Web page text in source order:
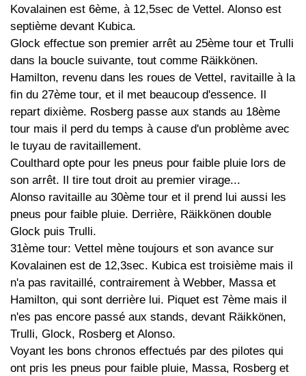
Kovalainen est 6ème, à 12,5sec de Vettel. Alonso est
septième devant Kubica.
Glock effectue son premier arrêt au 25ème tour et Trulli
dans la boucle suivante, tout comme Räikkönen.
Hamilton, revenu dans les roues de Vettel, ravitaille à la
fin du 27ème tour, et il met beaucoup d'essence. Il
repart dixième. Rosberg passe aux stands au 18ème
tour mais il perd du temps à cause d'un problème avec
le tuyau de ravitaillement.
Coulthard opte pour les pneus pour faible pluie lors de
son arrêt. Il tire tout droit au premier virage...
Alonso ravitaille au 30ème tour et il prend lui aussi les
pneus pour faible pluie. Derrière, Räikkönen double
Glock puis Trulli.
31ème tour: Vettel mène toujours et son avance sur
Kovalainen est de 12,3sec. Kubica est troisième mais il
n'a pas ravitaillé, contrairement à Webber, Massa et
Hamilton, qui sont derrière lui. Piquet est 7ème mais il
n'es pas encore passé aux stands, devant Räikkönen,
Trulli, Glock, Rosberg et Alonso.
Voyant les bons chronos effectués par des pilotes qui
ont pris les pneus pour faible pluie, Massa, Rosberg et